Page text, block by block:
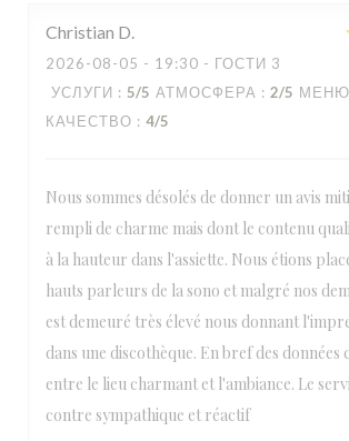
Christian D
2026-08-05 - 19:30 - ГОСТИ 3
УСЛУГИ : 5/5 АТМОСФЕРА : 2/5 МЕНЮ
КАЧЕСТВО : 4/5
Nous sommes désolés de donner un avis
rempli de charme mais dont le contenu
à la hauteur dans l'assiette. Nous étions
hauts parleurs de la sono et malgré nos
est demeuré très élevé nous donnant
dans une discothèque. En bref des
entre le lieu charmant et l'ambiance. Le
contre sympathique et réactif